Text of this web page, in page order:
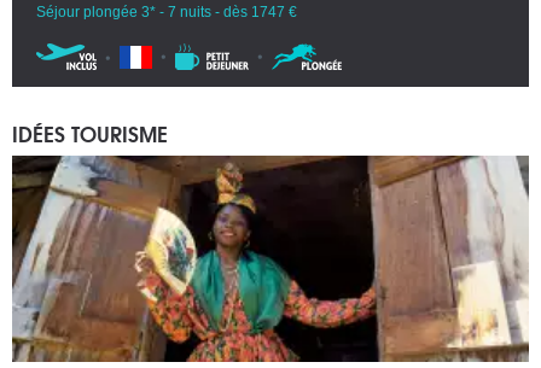
Séjour plongée 3* - 7 nuits - dès 1747 €
IDÉES TOURISME